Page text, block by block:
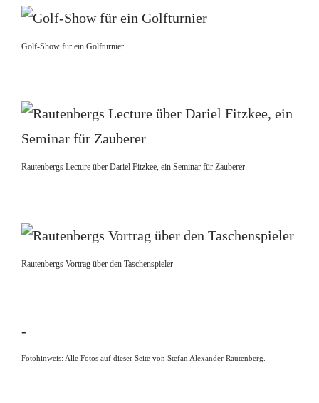
Golf-Show für ein Golfturnier
Rautenbergs Lecture über Dariel Fitzkee, ein Seminar für Zauberer
Rautenbergs Vortrag über den Taschenspieler
-
Fotohinweis: Alle Fotos auf dieser Seite von Stefan Alexander Rautenberg.